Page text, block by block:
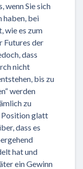
wenn Sie sich
haben, bei
wie es zum
Futures der
dass
nicht
bis zu
werden
zu
Position glatt
dass es
hat und
ein Gewinn